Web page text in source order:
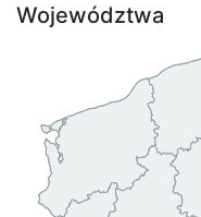
Województwa